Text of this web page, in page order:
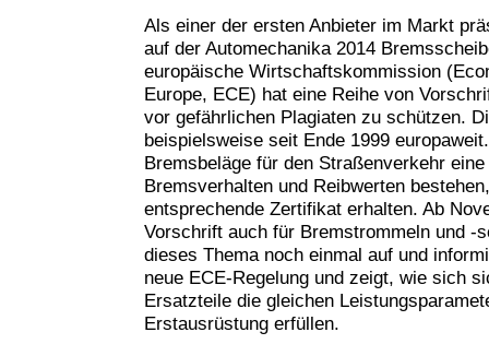
Als einer der ersten Anbieter im Markt
auf der Automechanika 2014
europäische Wirtschaftskommission
Europe, ECE) hat eine Reihe von
vor gefährlichen Plagiaten zu schützen.
beispielsweise seit Ende 1999
Bremsbeläge für den Straßenverkehr
Bremsverhalten und Reibwerten
entsprechende Zertifikat erhalten. Ab
Vorschrift auch für Bremstrommeln und -
dieses Thema noch einmal auf und
neue ECE-Regelung und zeigt, wie sich
Ersatzteile die gleichen
Erstausrüstung erfüllen.